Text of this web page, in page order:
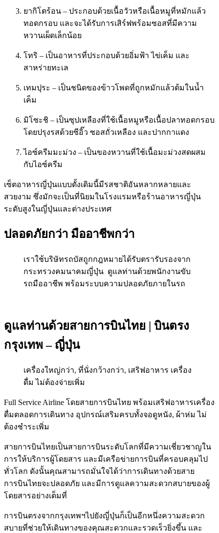
ยากิโตร้อน – ประกอบด้วยเนื้อวัวหรือเนื้อหมูที่หมักแล้ว
ทอดกรอบ และจะได้รับการเสิร์ฟพร้อมซอสที่มีความ
หวานเผ็ดเล็กน้อย
โทริ – เป็นอาหารที่ประกอบด้วยอิ่มฟ้า ไข่เค็ม และ
สาหร่ายทะเล
เทมปุระ – เป็นชนิดของข้าวโพดที่ถูกหมักแล้วต้มในน้ำ
เค็ม
มิโซะชิ – เป็นซุปเหลืองที่ใช้เนื้อหมูหรือเนื้อปลาทอดกรอบ
โดยปรุงรสด้วยซีอิ๊ว ซอสถั่วเหลือง และปากกาแดง
ไอซ์ครีมมะม่วง – เป็นของหวานที่ใช้เนื้อมะม่วงสดผสม
กับไอซ์ครีม
เซ็ตอาหารญี่ปุ่นแบบดั้งเดิมนี้มีรสชาติอันหลากหลายและ
สวยงาม ซึ่งมักจะเป็นที่นิยมในโรงแรมหรือร้านอาหารญี่ปุ่น
ระดับสูงในญี่ปุ่นและต่างประเทศ
ปลอดภัยกว่า มืออาชีพกว่า
เราใช้บริษัทรถบัสถูกกฎหมายได้รับตรารับรองจาก
กระทรวงคมนาคมญี่ปุ่น ดูแลท่านด้วยพนักงานขับ
รถมืออาชีพ พร้อมระบบความปลอดภัยภายในรถ
ดูแลท่านด้วยสายการบินไทย | บินตรง
กรุงเทพ – ญี่ปุ่น
เครื่องใหญ่กว่า, ที่นั่งกว้างกว่า, เสริฟอาหาร เครื่อง
ดื่ม ไม่ต้องจ่ายเพิ่ม
Full Service Airline โดยสายการบินไทย พร้อมเสริฟอาหารเครื่อง
ดื่มตลอดการเดินทาง อุปกรณ์เสริมครบทั้งจอดูหนัง, ผ้าห่ม ไม่
ต้องชำระเพิ่ม
สายการบินไทยเป็นสายการบินระดับโลกที่มีความเชี่ยวชาญใน
การให้บริการผู้โดยสาร และมีเครือข่ายการบินที่ครอบคลุมไป
ทั่วโลก ดังนั้นคุณสามารถมั่นใจได้ว่าการเดินทางด้วยสาย
การบินไทยจะปลอดภัย และมีการดูแลความสะดวกสบายของผู้
โดยสารอย่างเต็มที่
การบินตรงจากกรุงเทพฯไปยังญี่ปุ่นก็เป็นอีกหนึ่งความสะดวก
สบายที่ช่วยให้เดินทางของคุณสะดวกและรวดเร็วยิ่งขึ้น และ